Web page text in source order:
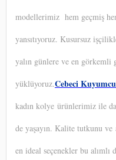
modellerimiz hem geçmiş
yansıtıyoruz. Kusursuz
yalın günlere ve en görkemli
yüklüyoruz.Cebeci
kadın kolye ürünlerimiz ile
de yaşayın. Kalite tutkunu ve
en ideal seçenekler bu